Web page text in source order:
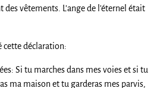
vêtements. L’ange de l’éternel était
cette déclaration:
Si tu marches dans mes voies et si tu
ma maison et tu garderas mes parvis,